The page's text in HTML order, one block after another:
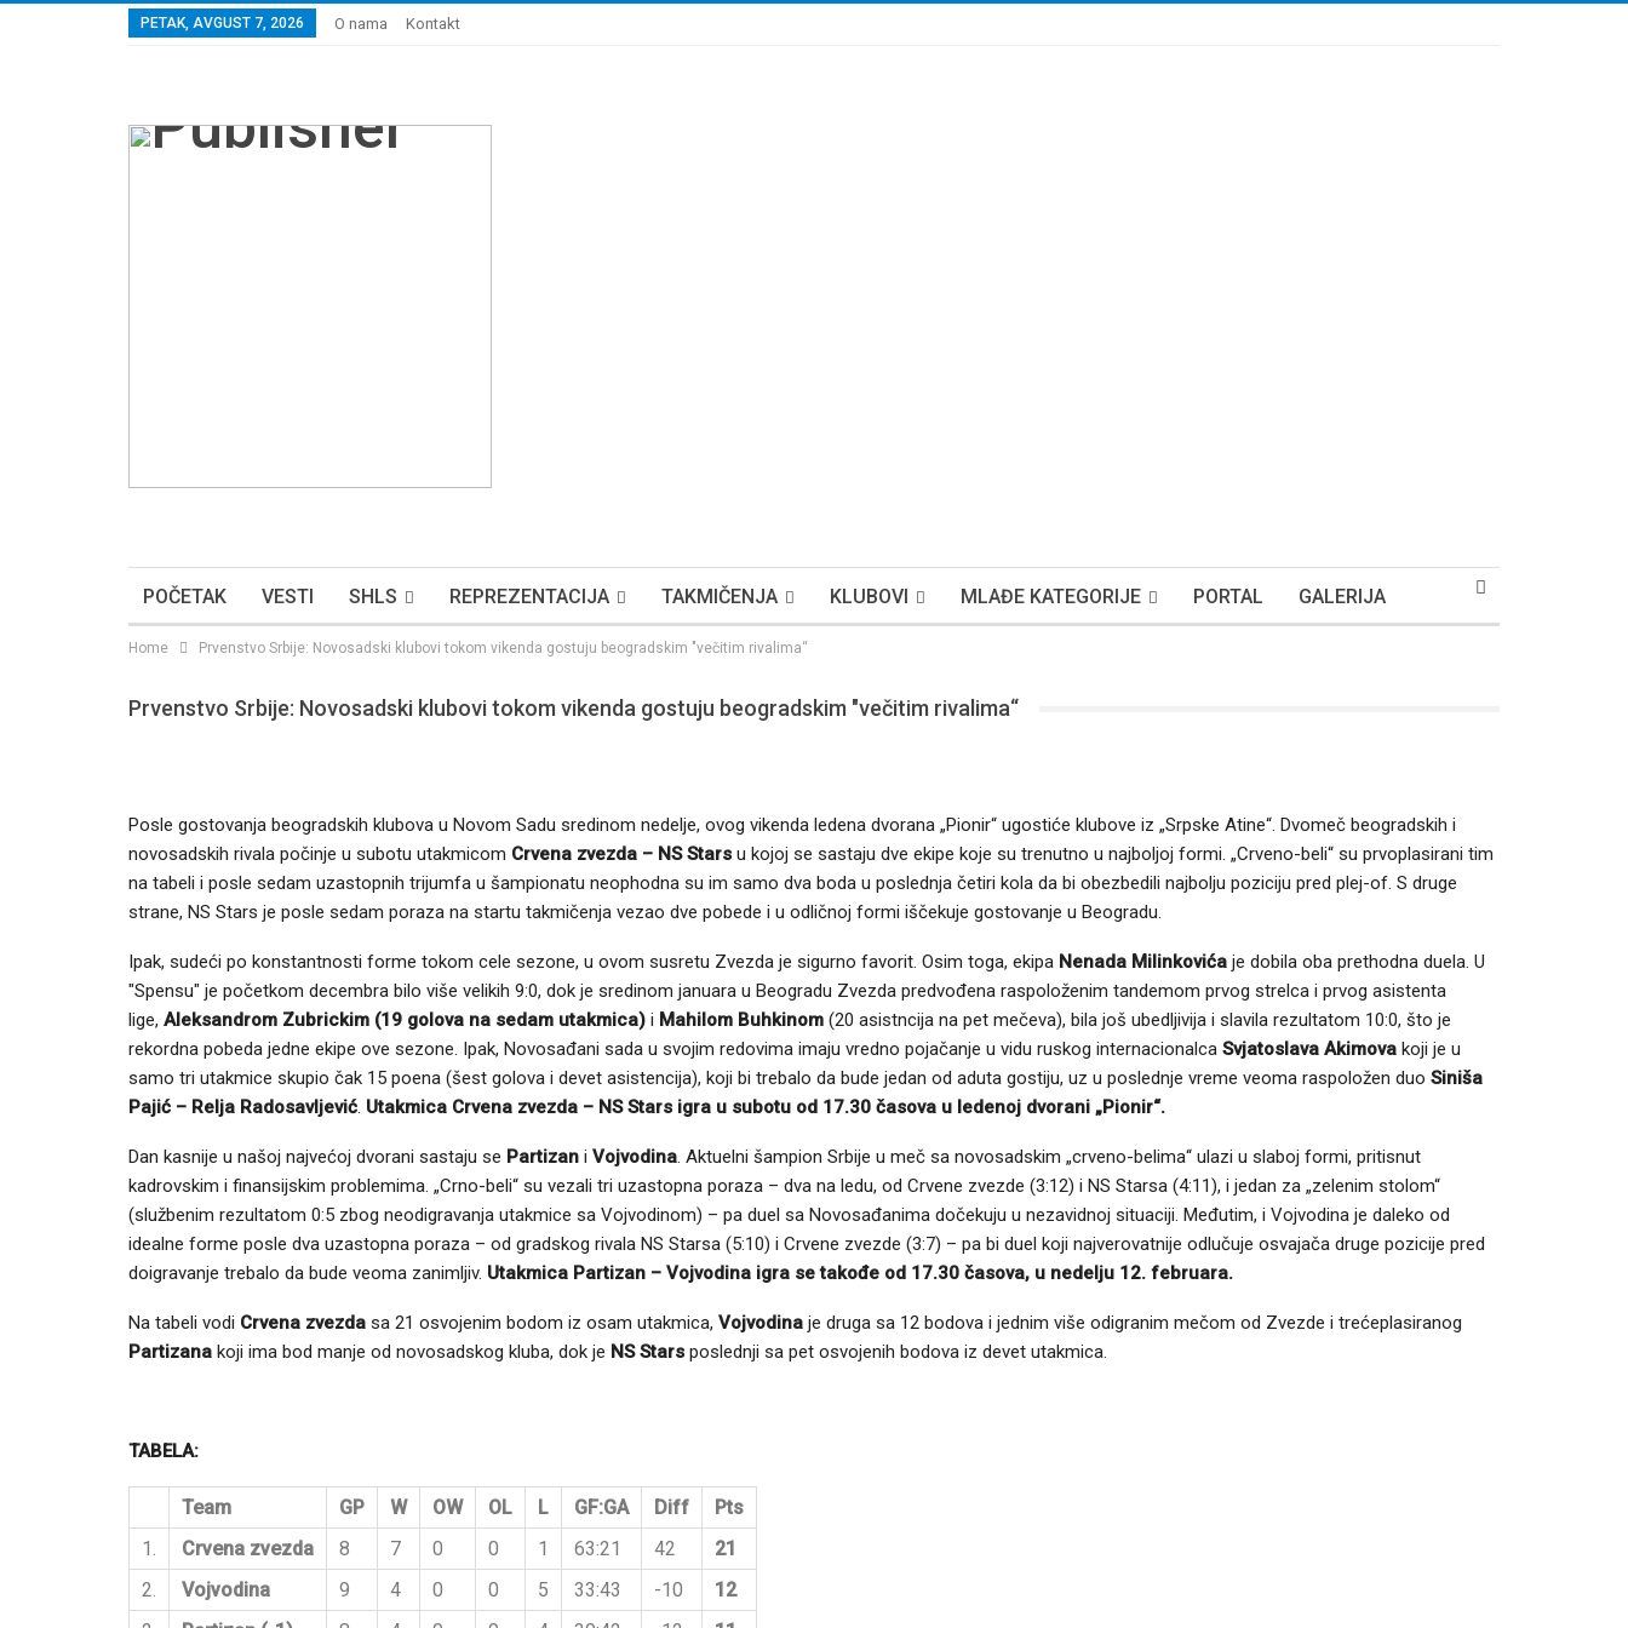
PETAK, AVGUST 7, 2026 O nama Kontakt
POČETAK VESTI SHLS REPREZENTACIJA TAKMIČENJA KLUBOVI MLAĐE KATEGORIJE PORTAL GALERIJA
Home Prvenstvo Srbije: Novosadski klubovi tokom vikenda gostuju beogradskim "večitim rivalima“
Prvenstvo Srbije: Novosadski klubovi tokom vikenda gostuju beogradskim "večitim rivalima“
Posle gostovanja beogradskih klubova u Novom Sadu sredinom nedelje, ovog vikenda ledena dvorana „Pionir“ ugostiće klubove iz „Srpske Atine“. Dvomeč beogradskih i
novosadskih rivala počinje u subotu utakmicom Crvena zvezda – NS Stars u kojoj se sastaju dve ekipe koje su trenutno u najboljoj formi. „Crveno-beli“ su prvoplasirani tim
na tabeli i posle sedam uzastopnih trijumfa u šampionatu neophodna su im samo dva boda u poslednja četiri kola da bi obezbedili najbolju poziciju pred plej-of. S druge
strane, NS Stars je posle sedam poraza na startu takmičenja vezao dve pobede i u odličnoj formi iščekuje gostovanje u Beogradu.
Ipak, sudeći po konstantnosti forme tokom cele sezone, u ovom susretu Zvezda je sigurno favorit. Osim toga, ekipa Nenada Milinkovića je dobila oba prethodna duela. U
"Spensu" je početkom decembra bilo više velikih 9:0, dok je sredinom januara u Beogradu Zvezda predvođena raspoloženim tandemom prvog strelca i prvog asistenta
lige, Aleksandrom Zubrickim (19 golova na sedam utakmica) i Mahilom Buhkinom (20 asistncija na pet mečeva), bila još ubedljivija i slavila rezultatom 10:0, što je
rekordna pobeda jedne ekipe ove sezone. Ipak, Novosađani sada u svojim redovima imaju vredno pojačanje u vidu ruskog internacionalca Svjatoslava Akimova koji je u
samo tri utakmice skupio čak 15 poena (šest golova i devet asistencija), koji bi trebalo da bude jedan od aduta gostiju, uz u poslednje vreme veoma raspoložen duo Siniša
Pajić – Relja Radosavljević. Utakmica Crvena zvezda – NS Stars igra u subotu od 17.30 časova u ledenoj dvorani „Pionir“.
Dan kasnije u našoj najvećoj dvorani sastaju se Partizan i Vojvodina. Aktuelni šampion Srbije u meč sa novosadskim „crveno-belima“ ulazi u slaboj formi, pritisnut
kadrovskim i finansijskim problemima. „Crno-beli“ su vezali tri uzastopna poraza – dva na ledu, od Crvene zvezde (3:12) i NS Starsa (4:11), i jedan za „zelenim stolom“
(službenim rezultatom 0:5 zbog neodigravanja utakmice sa Vojvodinom) – pa duel sa Novosađanima dočekuju u nezavidnoj situaciji. Međutim, i Vojvodina je daleko od
idealne forme posle dva uzastopna poraza – od gradskog rivala NS Starsa (5:10) i Crvene zvezde (3:7) – pa bi duel koji najverovatnije odlučuje osvajača druge pozicije pred
doigravanje trebalo da bude veoma zanimljiv. Utakmica Partizan – Vojvodina igra se takođe od 17.30 časova, u nedelju 12. februara.
Na tabeli vodi Crvena zvezda sa 21 osvojenim bodom iz osam utakmica, Vojvodina je druga sa 12 bodova i jednim više odigranim mečom od Zvezde i trećeplasiranog
Partizana koji ima bod manje od novosadskog kluba, dok je NS Stars poslednji sa pet osvojenih bodova iz devet utakmica.
TABELA:
Team GP W OW OL L GF:GA Diff
Pts
1.
Crvena zvezda 8 7 0 0 1 63:21 42
21
2.
Vojvodina 9 4 0 0 5 33:43 -10
12